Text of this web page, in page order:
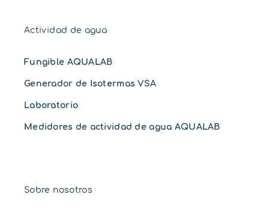
Actividad de agua
Fungible AQUALAB
Generador de Isotermas VSA
Laboratorio
Medidores de actividad de agua AQUALAB
Sobre nosotros